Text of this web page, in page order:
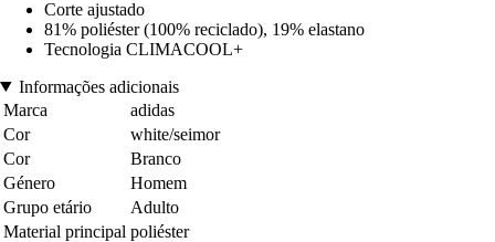
Corte ajustado
81% poliéster (100% reciclado), 19% elastano
Tecnologia CLIMACOOL+
Informações adicionais
Marca
adidas
Cor
white/seimor
Cor
Branco
Género
Homem
Grupo etário
Adulto
Material principal poliéster